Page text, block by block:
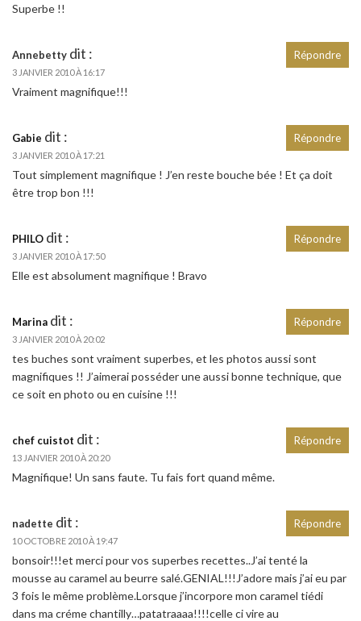
Superbe !!
Annebetty dit :
3 JANVIER 2010 À 16:17
Vraiment magnifique!!!
Répondre
Gabie dit :
3 JANVIER 2010 À 17:21
Tout simplement magnifique ! J’en reste bouche bée ! Et ça doit
être trop bon !!!
Répondre
PHILO dit :
3 JANVIER 2010 À 17:50
Elle est absolument magnifique ! Bravo
Répondre
Marina dit :
3 JANVIER 2010 À 20:02
tes buches sont vraiment superbes, et les photos aussi sont
magnifiques !! J’aimerai posséder une aussi bonne technique, que
ce soit en photo ou en cuisine !!!
Répondre
chef cuistot dit :
13 JANVIER 2010 À 20:20
Magnifique! Un sans faute. Tu fais fort quand même.
Répondre
nadette dit :
10 OCTOBRE 2010 À 19:47
bonsoir!!!et merci pour vos superbes recettes..J’ai tenté la
mousse au caramel au beurre salé.GENIAL!!!J’adore mais j’ai eu par
3 fois le même problème.Lorsque j’incorpore mon caramel tiédi
dans ma créme chantilly…patatraaaa!!!!celle ci vire au
Répondre